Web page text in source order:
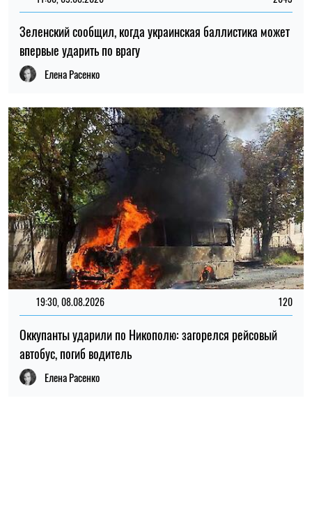
19:30, 08.08.2026
автобус, погиб водитель
Елена Расенко
ПОПУЛЯРНЫЕ НОВОСТИ